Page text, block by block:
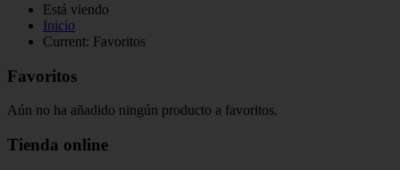
Está viendo
Inicio
Current: Favoritos
Favoritos
Aún no ha añadido ningún producto a favoritos.
Tienda online